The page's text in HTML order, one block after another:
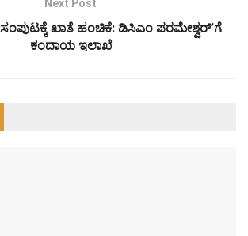
Next Post
ಖಾತೆ ಹಂಚಿಕೆ: ಡಿಸಿಎಂ ಪರಮೇಶ್ವರ್’ಗೆ
ಕಂದಾಯ ಇಲಾಖೆ